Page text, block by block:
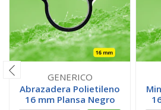
GENERICO
Abrazadera Polietileno
16 mm Plansa Negro